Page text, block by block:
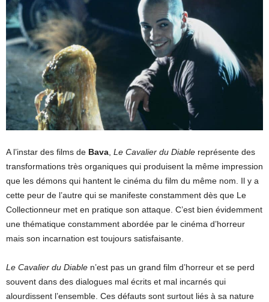
A l’instar des films de Bava Le Cavalier du Diable représente des
transformations très organiques qui produisent la même impression
que les démons qui hantent le cinéma du film du même nom. Il y a
cette peur de l’autre qui se manifeste constamment dès que Le
Collectionneur met en pratique son attaque. C’est bien évidemment
une thématique constamment abordée par le cinéma d’horreur
mais son incarnation est toujours satisfaisante.
Le Cavalier du Diable n’est pas un grand film d’horreur et se perd
souvent dans des dialogues mal écrits et mal incarnés qui
alourdissent l’ensemble. Ces défauts sont surtout liés à sa nature